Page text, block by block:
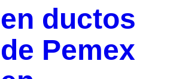
en ductos
de Pemex